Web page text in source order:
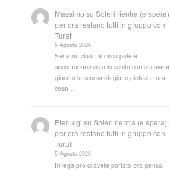
Massimo suSoleri rientra (e spera),
per ora restano tutti in gruppo con
Turati
5 Agosto 2026
Servono cloun al circo potete
accomodarvi visto lo schifo con cui avete
giocato la scorsa stagione pietosi e ora
cosa…
Pierluigi suSoleri rientra (e spera),
per ora restano tutti in gruppo con
Turati
5 Agosto 2026
In lega pro ci avete portato ora penso